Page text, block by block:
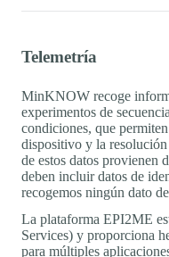
Telemetría
MinKNOW recoge
experimentos de
condiciones, que
dispositivo y la
de estos datos provienen
deben incluir datos de
recogemos ningún dato
La plataforma EPI2ME
Services) y proporciona
para múltiples